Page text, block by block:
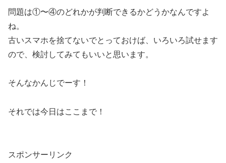
問題は①〜④のどれかが判断できるかどうかなんですよ
ね。
古いスマホを捨てないでとっておけば、いろいろ試せます
ので、検討してみてもいいと思います。
そんなかんじでーす！
それでは今日はここまで！
スポンサーリンク